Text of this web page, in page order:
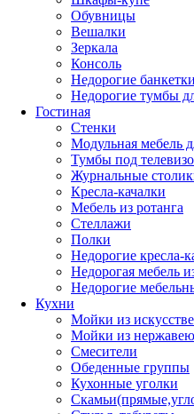
Обувницы
Вешалки
Зеркала
Консоль
Недорогие
Недорогие тумбы
Гостиная
Стенки
Модульная мебель
Тумбы под
Журнальные
Кресла-качалки
Мебель из ротанга
Стеллажи
Полки
Недорогие кресла-
Недорогая мебель
Недорогие
Кухни
Мойки из
Мойки из
Смесители
Обеденные группы
Кухонные уголки